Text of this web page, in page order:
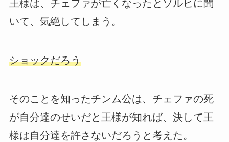
王様は、チェファが亡くなったとソルヒに聞
いて、気絶してしまう。
ショックだろう
そのことを知ったチンム公は、チェファの死
が自分達のせいだと王様が知れば、決して王
様は自分達を許さないだろうと考えた。